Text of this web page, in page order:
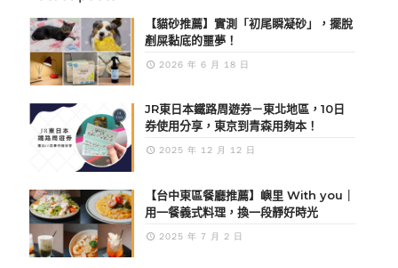
【貓砂推薦】實測「初尾瞬凝砂」，擺脫
剷屎黏底的噩夢！
2026 年 6 月 18 日
JR東日本鐵路周遊券－東北地區，10日
券使用分享，東京到青森用夠本！
2025 年 12 月 12 日
【台中東區餐廳推薦】嶼里 With you｜
用一餐義式料理，換一段靜好時光
2025 年 7 月 2 日